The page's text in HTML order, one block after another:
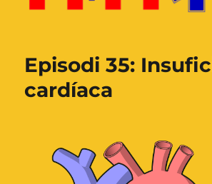
Episodi 35:
cardíaca